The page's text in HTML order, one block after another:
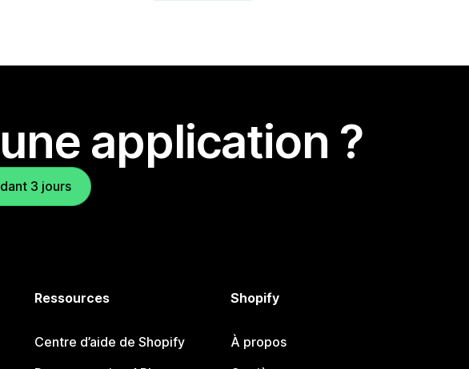
application ?
3 jours
Ressources
Centre d’aide de Shopify
Shopify
À propos